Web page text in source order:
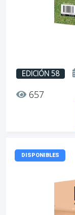
EDICIÓN 58
657
DISPONIBLES